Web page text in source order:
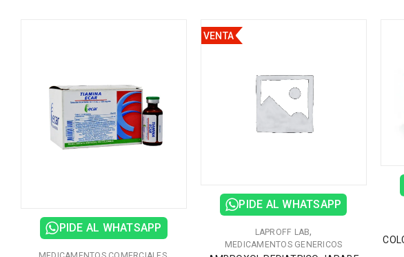
PIDE AL WHATSAPP
,
VENTA
PIDE AL WHATSAPP
LAPROFF LAB,
MEDICAMENTOS GENERICOS